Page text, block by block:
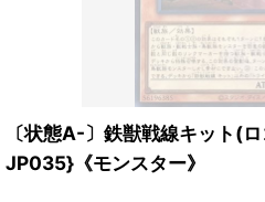
〔状態A-〕鉄獣戦線キット(
JP035}《モンスター》